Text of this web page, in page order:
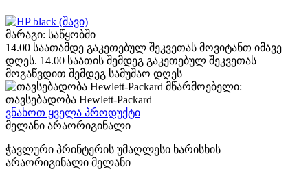
მარაგი: საწყობში
14.00 საათამდე გაკეთებულ შეკვეთას მოვიტანთ იმავე
დღეს. 14.00 საათის შემდეგ გაკეთებულ შეკვეთას
მოგაწვდით შემდეგ სამუშაო დღეს
მწარმოებელი:
თავსებადობა Hewlett-Packard
ვნახოთ ყველა პროდუქტი
მელანი არაორიგინალი
ჭავლური პრინტერის უმაღლესი ხარისხის
არაორიგინალი მელანი